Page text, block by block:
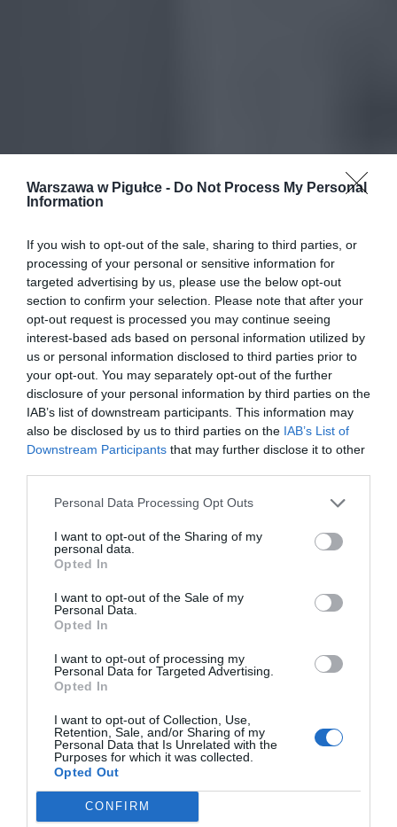
Warszawa w Pigułce - Do Not Process My Personal
Information
If you wish to opt-out of the sale, sharing to third parties, or
processing of your personal or sensitive information for
targeted advertising by us, please use the below opt-out
section to confirm your selection. Please note that after your
opt-out request is processed you may continue seeing
interest-based ads based on personal information utilized by
us or personal information disclosed to third parties prior to
your opt-out. You may separately opt-out of the further
disclosure of your personal information by third parties on the
IAB’s list of downstream participants. This information may
also be disclosed by us to third parties on the IAB’s List of
Downstream Participants that may further disclose it to other
Personal Data Processing Opt Outs
I want to opt-out of the Sharing of my
personal data.
Opted In
I want to opt-out of the Sale of my
Personal Data.
Opted In
I want to opt-out of processing my
Personal Data for Targeted Advertising.
Opted In
I want to opt-out of Collection, Use,
Retention, Sale, and/or Sharing of my
Personal Data that Is Unrelated with the
Purposes for which it was collected.
Opted Out
CONFIRM